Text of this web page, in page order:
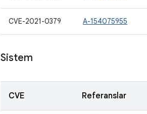
CVE-2021-0379 A-154075955
Sistem
CVE Referanslar